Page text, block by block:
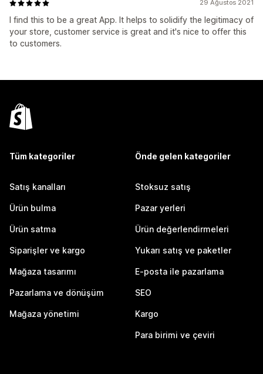
29 Ağustos 2021
I find this to be a great App. It helps to solidify the legitimacy of
your store, customer service is great and it's nice to offer this
to customers.
Tüm kategoriler
Satış kanalları
Ürün bulma
Ürün satma
Siparişler ve kargo
Mağaza tasarımı
Pazarlama ve dönüşüm
Mağaza yönetimi
Önde gelen kategoriler
Stoksuz satış
Pazar yerleri
Ürün değerlendirmeleri
Yukarı satış ve paketler
E-posta ile pazarlama
SEO
Kargo
Para birimi ve çeviri